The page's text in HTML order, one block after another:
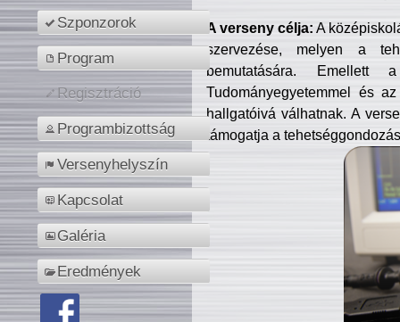
Szponzorok
Program
Regisztráció
Programbizottság
Versenyhelyszín
Kapcsolat
Galéria
Eredmények
A verseny célja: A
szervezése, melyen a
bemutatására. Emellett
Tudományegyetemmel és
hallgatóivá válhatnak. A
támogatja a